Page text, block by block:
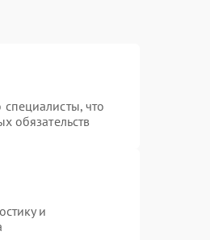
что
обязательств
и